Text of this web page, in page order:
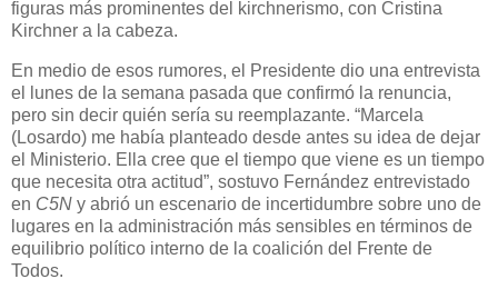
figuras más prominentes del kirchnerismo, con Cristina
Kirchner a la cabeza.
En medio de esos rumores, el Presidente dio una entrevista
el lunes de la semana pasada que confirmó la renuncia,
pero sin decir quién sería su reemplazante. “Marcela
(Losardo) me había planteado desde antes su idea de dejar
el Ministerio. Ella cree que el tiempo que viene es un tiempo
que necesita otra actitud”, sostuvo Fernández entrevistado
en C5N y abrió un escenario de incertidumbre sobre uno de
lugares en la administración más sensibles en términos de
equilibrio político interno de la coalición del Frente de
Todos.